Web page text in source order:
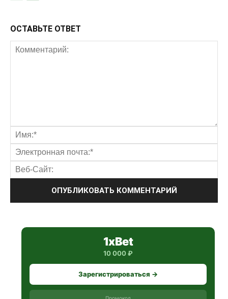
ОСТАВЬТЕ ОТВЕТ
1xBet
10 000 ₽
Зарегистрироваться →